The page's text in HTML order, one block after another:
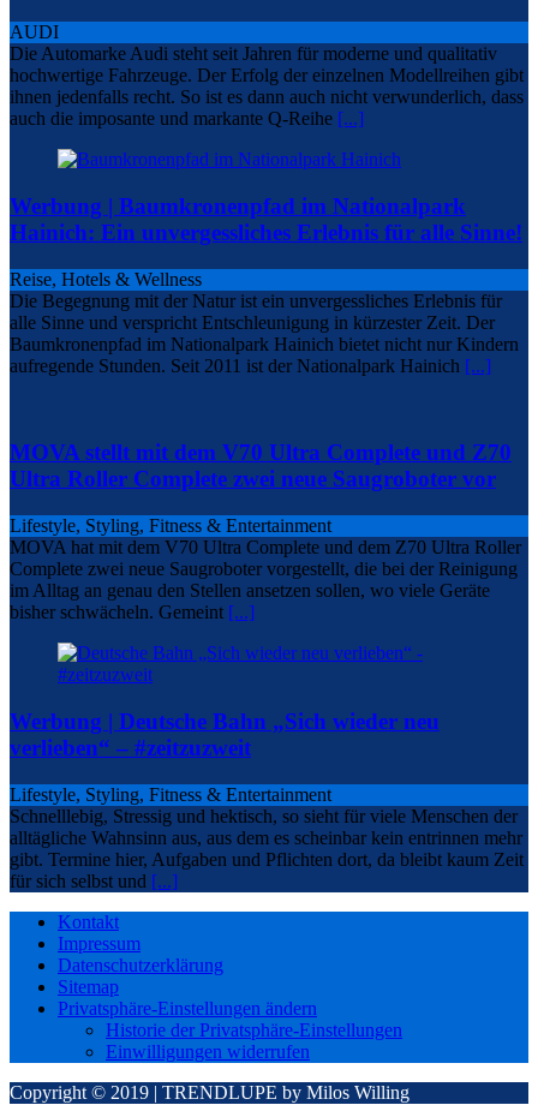
AUDI
Die Automarke Audi steht seit Jahren für moderne und qualitativ
hochwertige Fahrzeuge. Der Erfolg der einzelnen Modellreihen gibt
ihnen jedenfalls recht. So ist es dann auch nicht verwunderlich, dass
auch die imposante und markante Q-Reihe [...]
Werbung | Baumkronenpfad im Nationalpark
Hainich: Ein unvergessliches Erlebnis für alle Sinne!
Reise, Hotels & Wellness
Die Begegnung mit der Natur ist ein unvergessliches Erlebnis für
alle Sinne und verspricht Entschleunigung in kürzester Zeit. Der
Baumkronenpfad im Nationalpark Hainich bietet nicht nur Kindern
aufregende Stunden. Seit 2011 ist der Nationalpark Hainich [...]
MOVA stellt mit dem V70 Ultra Complete und Z70
Ultra Roller Complete zwei neue Saugroboter vor
Lifestyle, Styling, Fitness & Entertainment
MOVA hat mit dem V70 Ultra Complete und dem Z70 Ultra Roller
Complete zwei neue Saugroboter vorgestellt, die bei der Reinigung
im Alltag an genau den Stellen ansetzen sollen, wo viele Geräte
bisher schwächeln. Gemeint [...]
Werbung | Deutsche Bahn „Sich wieder neu
verlieben“ – #zeitzuzweit
Lifestyle, Styling, Fitness & Entertainment
Schnelllebig, Stressig und hektisch, so sieht für viele Menschen der
alltägliche Wahnsinn aus, aus dem es scheinbar kein entrinnen mehr
gibt. Termine hier, Aufgaben und Pflichten dort, da bleibt kaum Zeit
für sich selbst und [...]
Kontakt
Impressum
Datenschutzerklärung
Sitemap
Privatsphäre-Einstellungen ändern
Historie der Privatsphäre-Einstellungen
Einwilligungen widerrufen
Copyright © 2019 | TRENDLUPE by Milos Willing